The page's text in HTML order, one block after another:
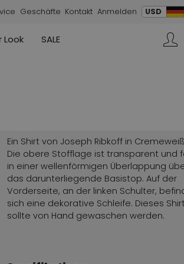
Geschäfte Kontakt Anmelden USD
AGL
Look
SALE
Marc Cain
Ein Shirt von Joseph Ribkoff in
Die obere Stofflage ist transparent und
in einer wellenförmigen Überlappung
das darunterliegende Basistop. Auf der
Vorderseite, an der linken Schulter,
sich eine dekorative Schleife. Dieses Shirt
sollte von Hand gewaschen werden.